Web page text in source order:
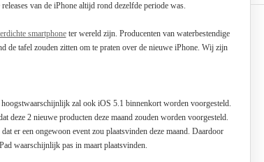
van de iPhone altijd rond dezelfde periode was.
smartphoneter wereld zijn. Producenten van waterbestendige
de tafel zouden zitten om te praten over de nieuwe iPhone. Wij zijn
hoogstwaarschijnlijk zal ook iOS 5.1 binnenkort worden voorgesteld.
deze 2 nieuwe producten deze maand zouden worden voorgesteld.
er een ongewoon event zou plaatsvinden deze maand. Daardoor
waarschijnlijk pas in maart plaatsvinden.